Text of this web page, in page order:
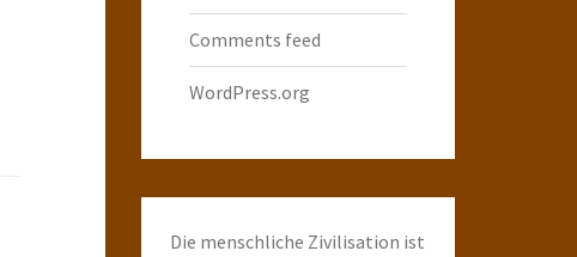
Comments feed
WordPress.org
Die menschliche Zivilisation ist